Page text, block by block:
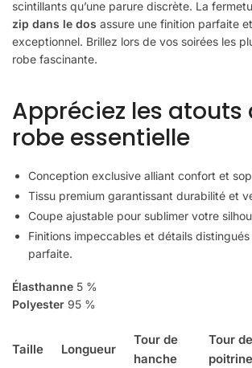
scintillants qu’une parure discrète. La
zip dans le dos assure une finition parfaite
exceptionnel. Brillez lors de vos soirées les
robe fascinante.
Appréciez les atouts
robe essentielle
Conception exclusive alliant confort et
Tissu premium garantissant durabilité et
Coupe ajustable pour sublimer votre
Finitions impeccables et détails
parfaite.
Élasthanne 5 %
Polyester 95 %
Taille Longueur
Tour de
hanche
Tour de
poitrine